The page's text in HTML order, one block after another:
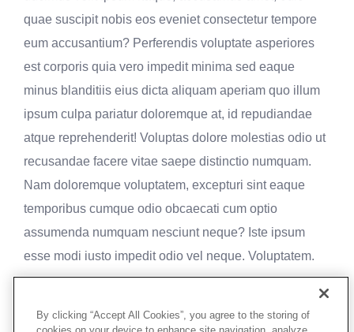
quae suscipit nobis eos eveniet consectetur tempore
eum accusantium? Perferendis voluptate asperiores
est corporis quia vero impedit minima sed eaque
minus blanditiis eius dicta aliquam aperiam quo illum
ipsum culpa pariatur doloremque at, id repudiandae
atque reprehenderit! Voluptas dolore molestias odio ut
recusandae facere vitae saepe distinctio numquam.
Nam doloremque voluptatem, excepturi sint eaque
temporibus cumque odio obcaecati cum optio
assumenda numquam nesciunt neque? Iste ipsum
esse modi iusto impedit odio vel neque. Voluptatem.
By clicking “Accept All Cookies”, you agree to the storing of